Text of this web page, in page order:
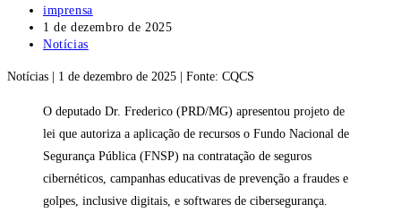
Autor
do
post:
imprensa
Post
publicado:
1 de dezembro de 2025
Categoria
post:
Notícias
Notícias | 1 de dezembro de 2025 | Fonte: CQCS
O deputado Dr. Frederico (PRD/MG) apresentou projeto de
lei que autoriza a aplicação de recursos o Fundo Nacional de
Segurança Pública (FNSP) na contratação de seguros
cibernéticos, campanhas educativas de prevenção a fraudes e
golpes, inclusive digitais, e softwares de cibersegurança.